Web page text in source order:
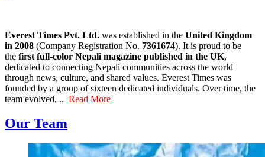
Everest Times Pvt. Ltd. was established in the United Kingdom
in 2008 (Company Registration No. 7361674). It is proud to be
the first full-color Nepali magazine published in the UK,
dedicated to connecting Nepali communities across the world
through news, culture, and shared values. Everest Times was
founded by a group of sixteen dedicated individuals. Over time, the
team evolved, .. Read More
Our Team